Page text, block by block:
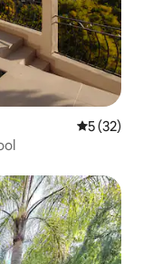
5 de uma
5 (32)